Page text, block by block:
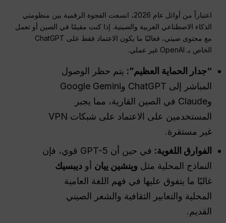
اعتباراً من أوائل عام 2026، اتسعت الفجوة الرقمية بين منظومتي
الذكاء الاصطناعي الغربية والصينية. إذا كنت مقيمًا في الصين أو تعمل
مع محتوى صيني، فغالبًا ما يكون الاعتماد فقط على ChatGPT
الخاص بـ OpenAI غير عملي.
“جدار الحماية العظيم”: يتم حظر الوصول
المباشر إلى ChatGPT وGoogle Gemini
وClaude في الصين القارية، مما يجبر
المستخدمين على الاعتماد على شبكات VPN
غير مستقرة.
الفوارق اللغوية:
في حين أن GPT-5 قوي، فإن
النماذج المحلية مثل وينشين ييان أوديبسيك
غالبًا ما يتفوق عليها في فهم اللغة العامية
المحلية والتعابير الثقافية والشعر الصيني
القديم.